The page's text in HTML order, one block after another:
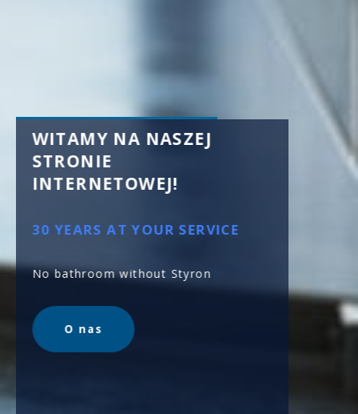
WITAMY NA NASZEJ
STRONIE
INTERNETOWEJ!
30 YEARS AT YOUR SERVICE
No bathroom without Styron
O nas
1000
trap!